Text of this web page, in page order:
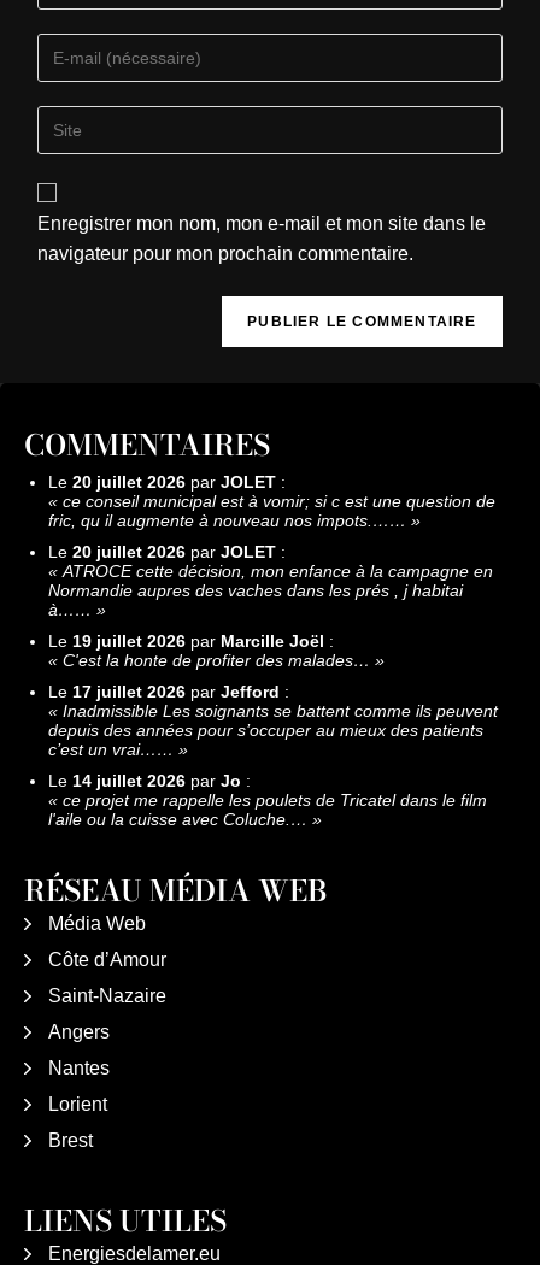
Enregistrer mon nom, mon e-mail et mon site dans le
navigateur pour mon prochain commentaire.
COMMENTAIRES
Le 20 juillet 2026 par JOLET :
« ce conseil municipal est à vomir; si c est une question de
fric, qu il augmente à nouveau nos impots.…… »
Le 20 juillet 2026 par JOLET :
« ATROCE cette décision, mon enfance à la campagne en
Normandie aupres des vaches dans les prés , j habitai
à…… »
Le 19 juillet 2026 par Marcille Joël :
« C'est la honte de profiter des malades… »
Le 17 juillet 2026 par Jefford :
« Inadmissible Les soignants se battent comme ils peuvent
depuis des années pour s’occuper au mieux des patients
c’est un vrai…… »
Le 14 juillet 2026 par Jo :
« ce projet me rappelle les poulets de Tricatel dans le film
l'aile ou la cuisse avec Coluche.… »
RÉSEAU MÉDIA WEB
Média Web
Côte d’Amour
Saint-Nazaire
Angers
Nantes
Lorient
Brest
LIENS UTILES
Energiesdelamer.eu